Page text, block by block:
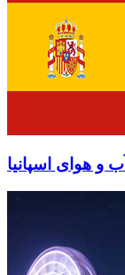
آب و هوای اسپانیا